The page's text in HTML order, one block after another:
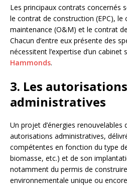
Les principaux contrats concernés
le contrat de construction (EPC), le
maintenance (O&M) et le contrat
Chacun d’entre eux présente des
nécessitent l’expertise d’un cabinet
Hammonds.
3. Les autorisations
administratives
Un projet d’énergies renouvelables
autorisations administratives,
compétentes en fonction du type
biomasse, etc.) et de son
notamment du permis de
environnementale unique ou